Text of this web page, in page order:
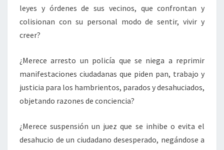
leyes y órdenes de sus vecinos, que confrontan y
colisionan con su personal modo de sentir, vivir y
creer?
¿Merece arresto un policía que se niega a reprimir
manifestaciones ciudadanas que piden pan, trabajo y
justicia para los hambrientos, parados y desahuciados,
objetando razones de conciencia?
¿Merece suspensión un juez que se inhibe o evita el
desahucio de un ciudadano desesperado, negándose a